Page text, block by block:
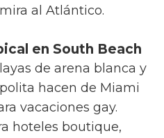
al Atlántico.
en South Beach
de arena blanca y
hacen de Miami
vacaciones gay.
hoteles boutique,